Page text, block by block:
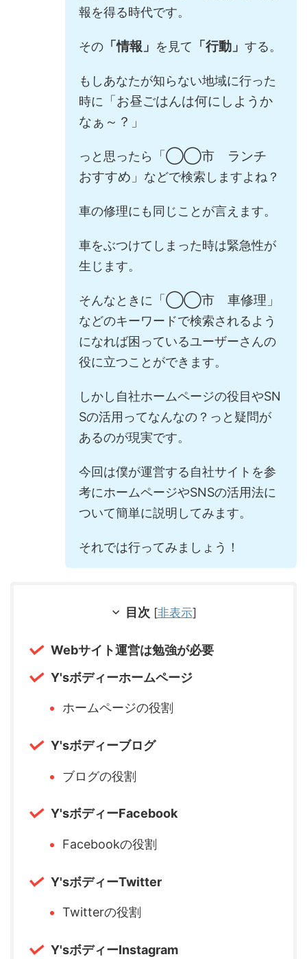
報を得る時代です。
その 「情報」 を見て 「行動」 する。
もしあなたが知らない地域に行った
時に
「お昼ごはんは何にしようか
なぁ～？」
っと思ったら
「◯◯市 ランチ
おすすめ」 などで検索しますよね？
車の修理にも同じことが言えます。
車をぶつけてしまった時は緊急性が
生じます。
そんなときに 「◯◯市 車修理」
などのキーワードで検索されるよう
になれば困っているユーザーさんの
役に立つことができます。
しかし自社ホームページの役目やSN
Sの活用ってなんなの？っと疑問が
あるのが現実です。
今回は僕が運営する自社サイトを参
考にホームページやSNSの活用法に
ついて簡単に説明してみます。
それでは行ってみましょう！
目次 [非表示]
Webサイト運営は勉強が必要
Y'sボディーホームページ
ホームページの役割
Y'sボディーブログ
ブログの役割
Y'sボディーFacebook
Facebookの役割
Y'sボディーTwitter
Twitterの役割
Y'sボディーInstagram